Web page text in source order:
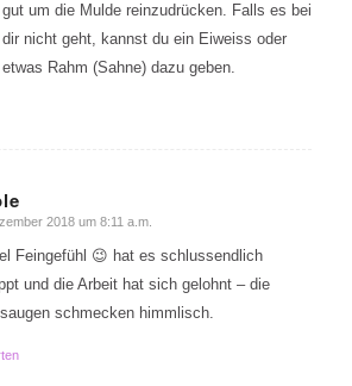
gut um die Mulde reinzudrücken. Falls es bei
dir nicht geht, kannst du ein Eiweiss oder
etwas Rahm (Sahne) dazu geben.
2018 um 8:11 a.m.
Feingefühl 😉 hat es schlussendlich
und die Arbeit hat sich gelohnt – die
schmecken himmlisch.